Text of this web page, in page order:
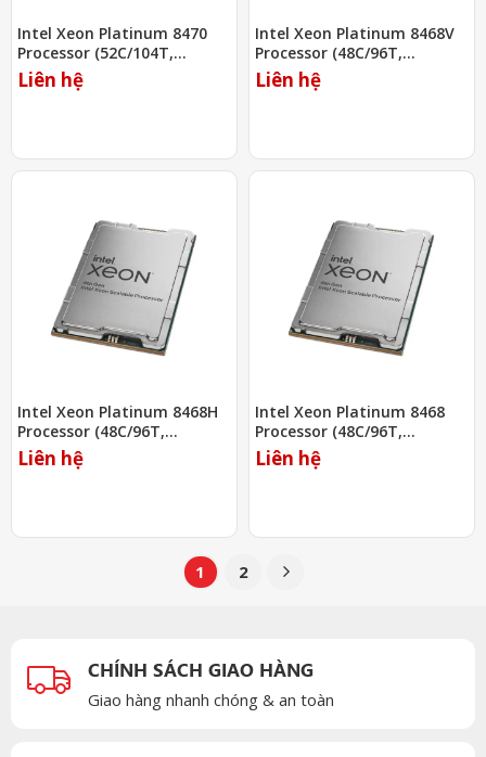
Intel Xeon Platinum 8470
Processor (52C/104T,
2.00Ghz, 105MB)
Liên hệ
Intel Xeon Platinum 8468V
Processor (48C/96T,
2.40Ghz, 97.5MB)
Liên hệ
Intel Xeon Platinum 8468H
Processor (48C/96T,
2.10Ghz, 105MB)
Liên hệ
Intel Xeon Platinum 8468
Processor (48C/96T,
2.10Ghz, 105MB)
Liên hệ
1 2
CHÍNH SÁCH GIAO HÀNG
Giao hàng nhanh chóng & an toàn